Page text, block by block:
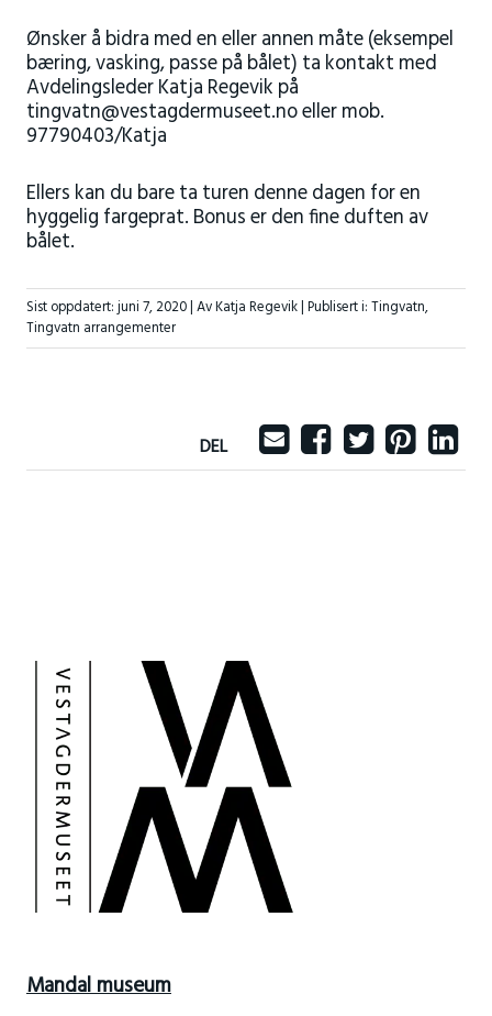
Ønsker å bidra med en eller annen måte (eksempel
bæring, vasking, passe på bålet) ta kontakt med
Avdelingsleder Katja Regevik på
tingvatn@vestagdermuseet.no eller mob.
97790403/Katja
Ellers kan du bare ta turen denne dagen for en
hyggelig fargeprat. Bonus er den fine duften av
bålet.
Sist oppdatert:juni 7, 2020| Av Katja Regevik |Publisert i:Tingvatn,
Tingvatn arrangementer
DEL
Mandal museum